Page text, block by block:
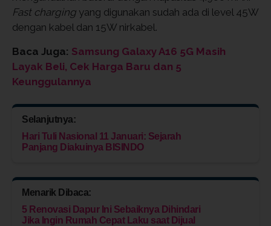
Fast charging yang digunakan sudah ada di level 45W
dengan kabel dan 15W nirkabel.
Baca Juga: Samsung Galaxy A16 5G Masih
Layak Beli, Cek Harga Baru dan 5
Keunggulannya
Selanjutnya:
Hari Tuli Nasional 11 Januari: Sejarah
Panjang Diakuinya BISINDO
Menarik Dibaca:
5 Renovasi Dapur Ini Sebaiknya Dihindari
Jika Ingin Rumah Cepat Laku saat Dijual